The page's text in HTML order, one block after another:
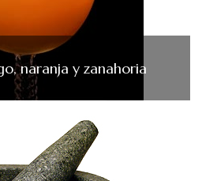
naranja y zanahoria